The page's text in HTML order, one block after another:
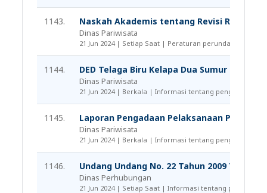
1143. Naskah Akademis tentang Revisi
Dinas Pariwisata
21 Jun 2024 | Setiap Saat | Peraturan perundang-
1144. DED Telaga Biru Kelapa Dua Sumur
Dinas Pariwisata
21 Jun 2024 | Berkala | Informasi tentang pengadaan
1145. Laporan Pengadaan Pelaksanaan
Dinas Pariwisata
21 Jun 2024 | Berkala | Informasi tentang pengadaan
1146. Undang Undang No. 22 Tahun 2009
Dinas Perhubungan
21 Jun 2024 | Setiap Saat | Informasi tentang